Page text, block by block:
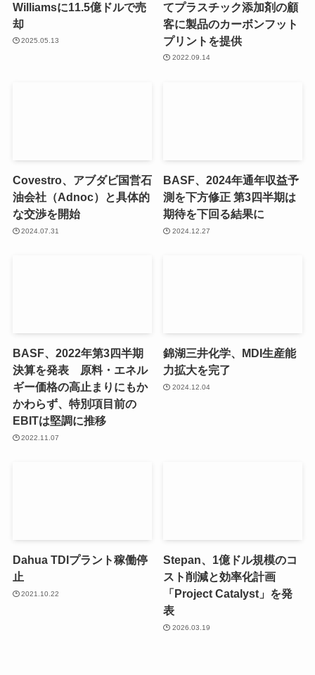
Williamsに11.5億ドルで売
却
2025.05.13
てプラスチック添加剤の顧
客に製品のカーボンフット
プリントを提供
2022.09.14
Covestro、アブダビ国営石
油会社（Adnoc）と具体的
な交渉を開始
2024.07.31
BASF、2024年通年収益予
測を下方修正 第3四半期は
期待を下回る結果に
2024.12.27
BASF、2022年第3四半期
決算を発表 原料・エネル
ギー価格の高止まりにもか
かわらず、特別項目前の
EBITは堅調に推移
2022.11.07
錦湖三井化学、MDI生産能
力拡大を完了
2024.12.04
Dahua TDIプラント稼働停
止
2021.10.22
Stepan、1億ドル規模のコ
スト削減と効率化計画
「Project Catalyst」を発
表
2026.03.19